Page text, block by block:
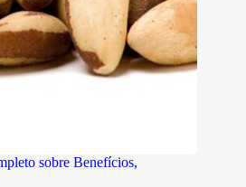
sobre Benefícios,